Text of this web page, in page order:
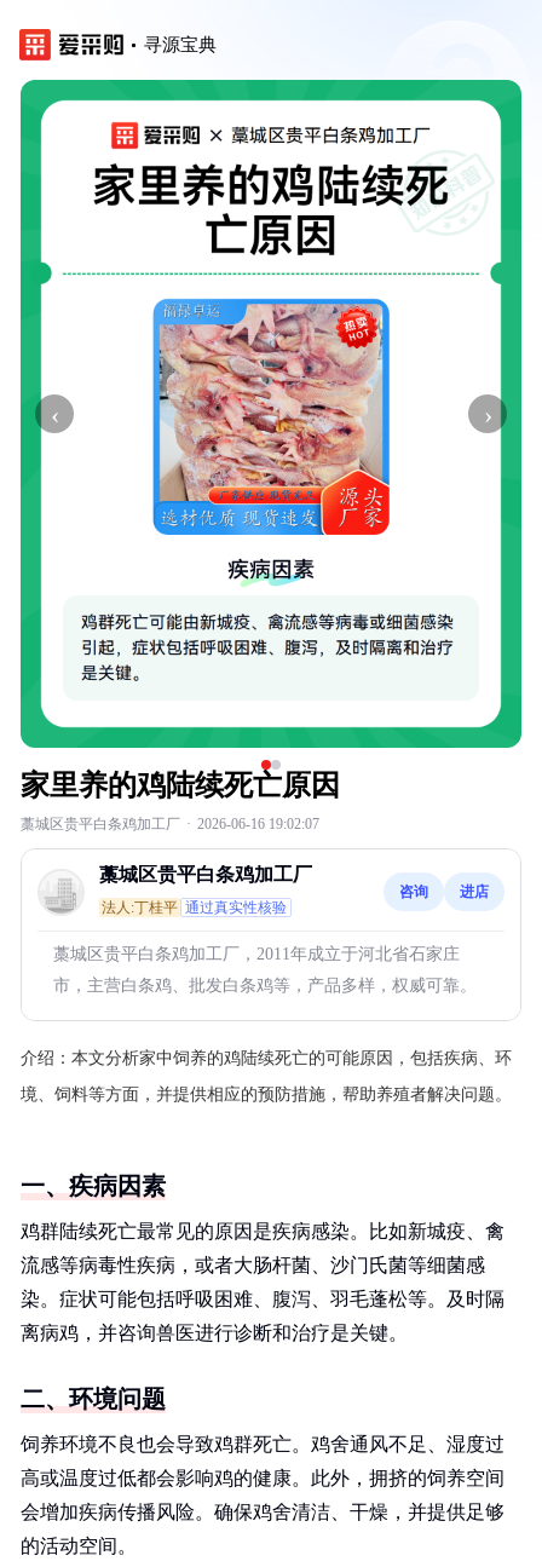
寻源宝典
‹ ›
家里养的鸡陆续死亡原因
藁城区贵平白条鸡加工厂 · 2026-06-16 19:02:07
藁城区贵平白条鸡加工厂
法人:丁桂平 通过真实性核验
咨询 进店
藁城区贵平白条鸡加工厂，2011年成立于河北省石家庄
市，主营白条鸡、批发白条鸡等，产品多样，权威可靠。
介绍： 本文分析家中饲养的鸡陆续死亡的可能原因，包括疾病、环
境、饲料等方面，并提供相应的预防措施，帮助养殖者解决问题。
一、疾病因素
鸡群陆续死亡最常见的原因是疾病感染。比如新城疫、禽
流感等病毒性疾病，或者大肠杆菌、沙门氏菌等细菌感
染。症状可能包括呼吸困难、腹泻、羽毛蓬松等。及时隔
离病鸡，并咨询兽医进行诊断和治疗是关键。
二、环境问题
饲养环境不良也会导致鸡群死亡。鸡舍通风不足、湿度过
高或温度过低都会影响鸡的健康。此外，拥挤的饲养空间
会增加疾病传播风险。确保鸡舍清洁、干燥，并提供足够
的活动空间。